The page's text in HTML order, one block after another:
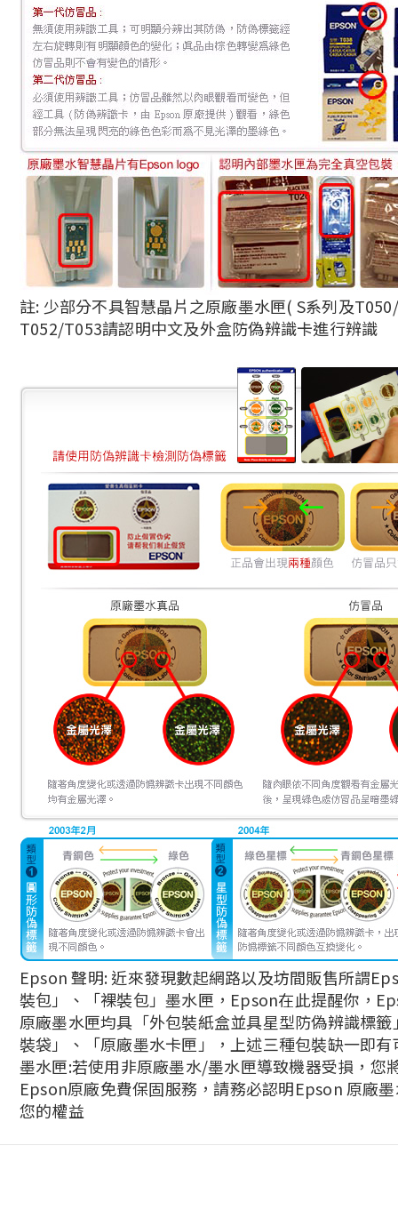
註: 少部分不具智慧晶片之原廠墨水匣( S系列及
T052/T053請認明中文及外盒防偽辨識卡進行辨識
Epson 聲明: 近來發現數起網路以及坊間販售所謂
裝包」、「裸裝包」墨水匣，Epson在此提醒你，
原廠墨水匣均具「外包裝紙盒並具星型防偽辨識標
裝袋」、「原廠墨水卡匣」，上述三種包裝缺一即
墨水匣:若使用非原廠墨水/墨水匣導致機器受損，您
Epson原廠免費保固服務，請務必認明Epson 原廠
您的權益